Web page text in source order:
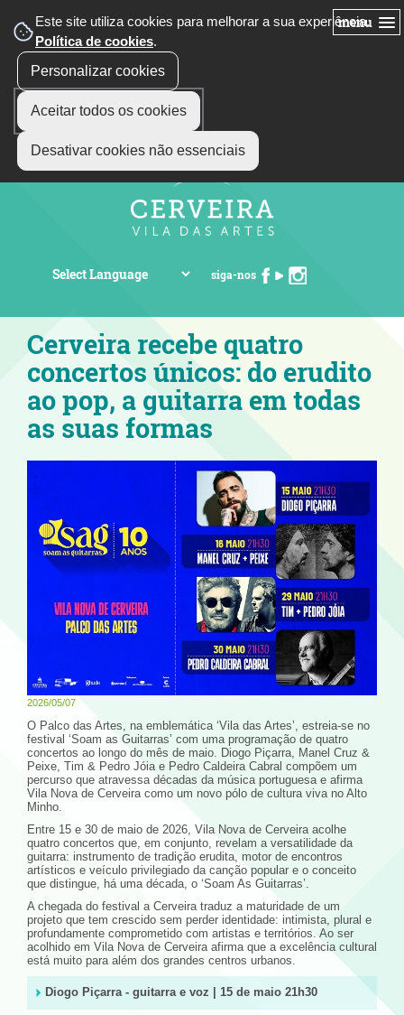
Este site utiliza cookies para melhorar a sua experiência.
Política de cookies.
Personalizar cookies
Aceitar todos os cookies
Desativar cookies não essenciais
menu
siga-nos
Cerveira recebe quatro
concertos únicos: do erudito
ao pop, a guitarra em todas
as suas formas
2026/05/07
O Palco das Artes, na emblemática ‘Vila das Artes’, estreia-se no
festival ‘Soam as Guitarras’ com uma programação de quatro
concertos ao longo do mês de maio. Diogo Piçarra, Manel Cruz &
Peixe, Tim & Pedro Jóia e Pedro Caldeira Cabral compõem um
percurso que atravessa décadas da música portuguesa e afirma
Vila Nova de Cerveira como um novo pólo de cultura viva no Alto
Minho.
Entre 15 e 30 de maio de 2026, Vila Nova de Cerveira acolhe
quatro concertos que, em conjunto, revelam a versatilidade da
guitarra: instrumento de tradição erudita, motor de encontros
artísticos e veículo privilegiado da canção popular e o conceito
que distingue, há uma década, o ‘Soam As Guitarras’.
A chegada do festival a Cerveira traduz a maturidade de um
projeto que tem crescido sem perder identidade: intimista, plural e
profundamente comprometido com artistas e territórios. Ao ser
acolhido em Vila Nova de Cerveira afirma que a excelência cultural
está muito para além dos grandes centros urbanos.
Diogo Piçarra - guitarra e voz | 15 de maio 21h30